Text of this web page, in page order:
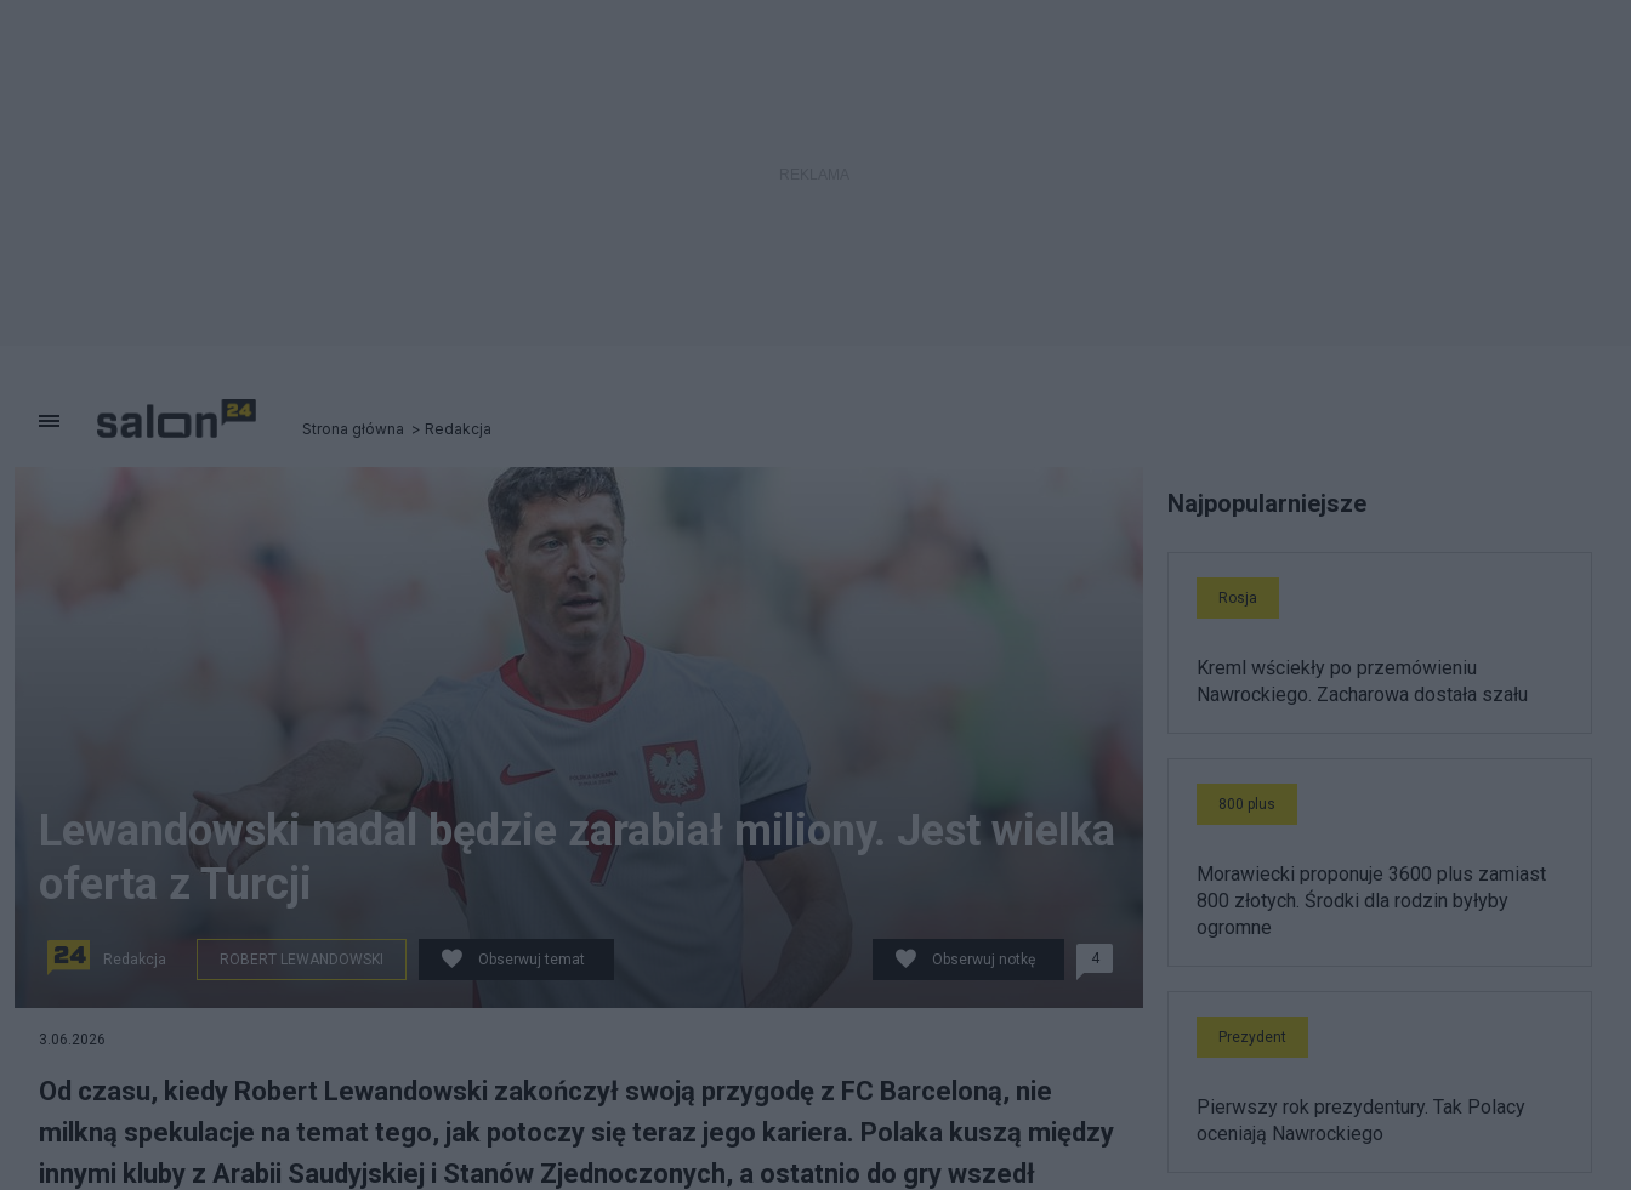
Strona główna Redakcja
Lewandowski nadal będzie zarabiał miliony. Jest wielka
oferta z Turcji
Redakcja ROBERT LEWANDOWSKI Obserwuj temat Obserwuj notkę 4
3.06.2026
Od czasu, kiedy Robert Lewandowski zakończył swoją przygodę z FC Barceloną, nie
milkną spekulacje na temat tego, jak potoczy się teraz jego kariera. Polaka kuszą między
innymi kluby z Arabii Saudyjskiej i Stanów Zjednoczonych, a ostatnio do gry wszedł
Najpopularniejsze
Rosja
Kreml wściekły po przemówieniu
Nawrockiego. Zacharowa dostała szału
800 plus
Morawiecki proponuje 3600 plus zamiast
800 złotych. Środki dla rodzin byłyby
ogromne
Prezydent
Pierwszy rok prezydentury. Tak Polacy
oceniają Nawrockiego